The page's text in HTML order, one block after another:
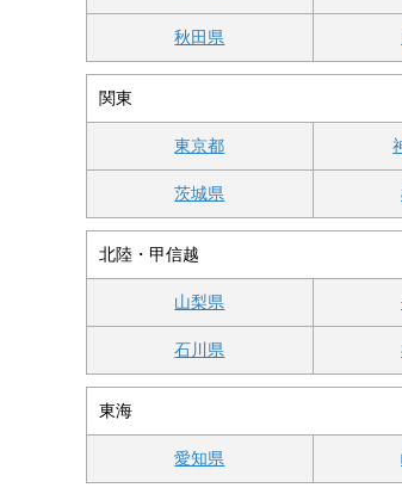
秋田県
関東
東京都
茨城県
北陸・甲信越
山梨県
石川県
東海
愛知県